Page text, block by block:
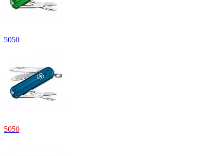
5050
5050